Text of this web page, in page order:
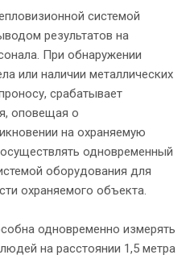
системой
результатов на
При обнаружении
или наличии металлических
срабатывает
оповещая о
на охраняемую
одновременный
оборудования для
охраняемого объекта.
одновременно измерять
на расстоянии 1,5 метра